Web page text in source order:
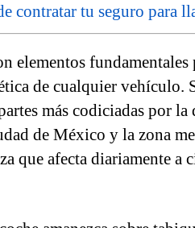
contratar tu seguro para
elementos fundamentales
de cualquier vehículo.
más codiciadas por
de México y la zona
que afecta diariamente a